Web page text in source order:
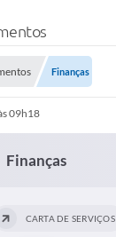
Finanças
09h18
Finanças
CARTA DE SERVIÇOS